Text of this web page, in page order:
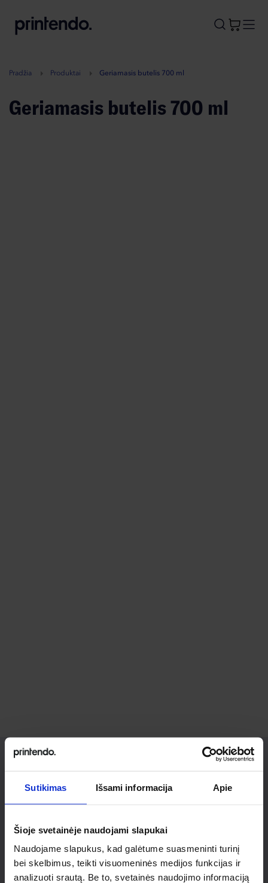
Sutikimas Išsami informacija Apie
Šioje svetainėje naudojami slapukai
Naudojame slapukus, kad galėtume suasmeninti turinį
bei skelbimus, teikti visuomeninės medijos funkcijas ir
analizuoti srautą. Be to, svetainės naudojimo informaciją
A
Pradžia Produktai Geriamasis butelis 700 ml
Geriamasis butelis 700 ml
Ieškai
individualaus
sprendimo?
Susisiek su mumis dėl